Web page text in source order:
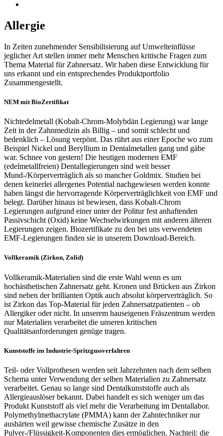
Allergie
In Zeiten zunehmender Sensibilisierung auf Umwelteinflüsse
jeglicher Art stellen immer mehr Menschen kritische Fragen zum
Thema Material für Zahnersatz. Wir haben diese Entwicklung für
uns erkannt und ein entsprechendes Produktportfolio
Zusammengestellt.
NEM mit BioZertifikat
Nichtedelmetall (Kobalt-Chrom-Molybdän Legierung) war lange
Zeit in der Zahnmedizin als Billig – und somit schlecht und
bedenklich – Lösung verpönt. Das rührt aus einer Epoche wo zum
Beispiel Nickel und Beryllium in Dentalmetallen gang und gäbe
war. Schnee von gestern! Die heutigen modernen EMF
(edelmetallfreien) Dentallegierungen sind weit besser
Mund-/Körperverträglich als so mancher Goldmix. Studien bei
denen keinerlei allergenes Potential nachgewiesen werden konnte
haben längst die hervorragende Körperverträglichkeit von EMF und
belegt. Darüber hinaus ist bewiesen, dass Kobalt-Chrom
Legierungen aufgrund einer unter der Politur fest anhaftenden
Passivschicht (Oxid) keine Wechselwirkungen mit anderen älteren
Legierungen zeigen. Biozertifikate zu den bei uns verwendeten
EMF-Legierungen finden sie in unserem Download-Bereich.
Vollkeramik (Zirkon, Zolid)
Vollkeramik-Materialien sind die erste Wahl wenn es um
hochästhetischen Zahnersatz geht. Kronen und Brücken aus Zirkon
sind neben der brillianten Optik auch absolut körperverträglich. So
ist Zirkon das Top-Material für jeden Zahnersatzpatienten – ob
Allergiker oder nicht. In unserem hauseigenen Fräszentrum werden
nur Materialien verarbeitet die unseren kritischen
Qualitätsanforderungen genüge tragen.
Kunststoffe im Industrie-Spritzgussverfahren
Teil- oder Vollprothesen werden seit Jahrzehnten nach dem selben
Schema unter Verwendung der selben Materialien zu Zahnersatz
verarbeitet. Genau so lange sind Dentalkunststoffe auch als
Allergieauslöser bekannt. Dabei handelt es sich weniger um das
Produkt Kunststoff als viel mehr die Verarbeitung im Dentallabor.
Polymethylmethacrylate (PMMA) kann der Zahntechniker nur
aushärten weil gewisse chemische Zusätze in den
Pulver-/Flüssigkeit-Komponenten dies ermöglichen. Nachteil: die